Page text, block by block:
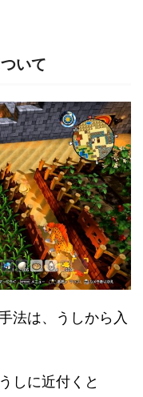
いて
法は、うしから入
しに近付くと